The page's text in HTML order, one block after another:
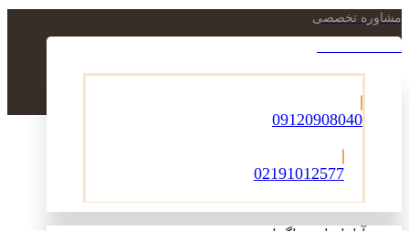
مشاوره تخصصی
09120908040
02191012577